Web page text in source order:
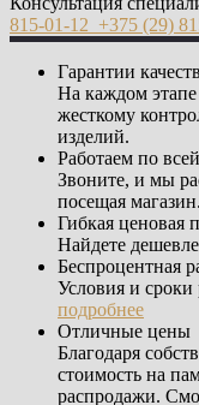
815-01-12 +375 (29)
Гарантии
На каждом этапе
жесткому
изделий.
Работаем по
Звоните, и мы
посещая магазин.
Гибкая ценовая
Найдете
Беспроцентная
Условия и сроки
подробнее
Отличные цены
Благодаря
стоимость на
распродажи.